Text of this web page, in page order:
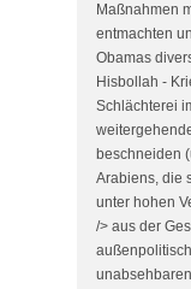
Maßnahmen
entmachten
Obamas
Hisbollah -
Schlächterei
beschneiden
Arabiens, die
unter hohen
/> aus der